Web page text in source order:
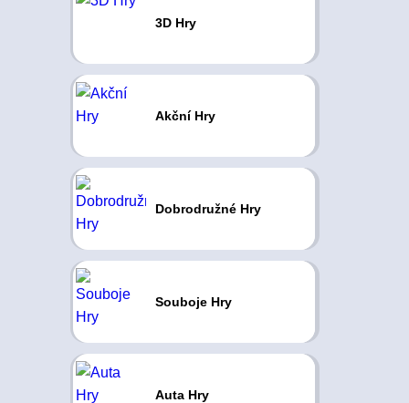
3D Hry
Akční Hry
Dobrodružné Hry
Souboje Hry
Auta Hry